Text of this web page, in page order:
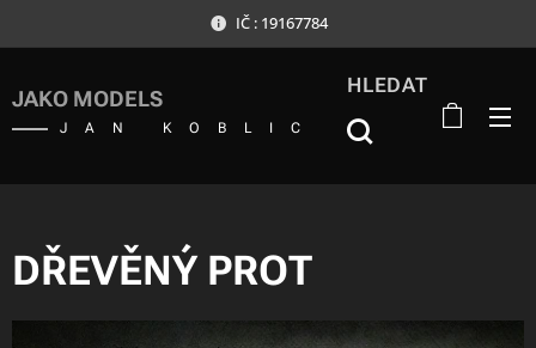
IČ : 19167784
JAKO MODELS
JAN KOBLIC
HLEDAT
DŘEVĚNÝ PROT